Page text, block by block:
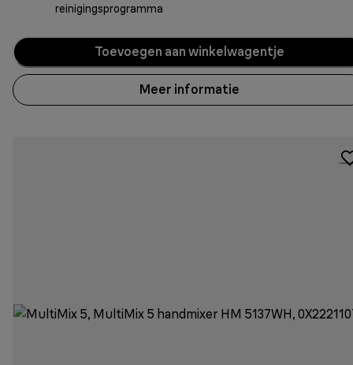
reinigingsprogramma
Toevoegen aan winkelwagentje
Meer informatie